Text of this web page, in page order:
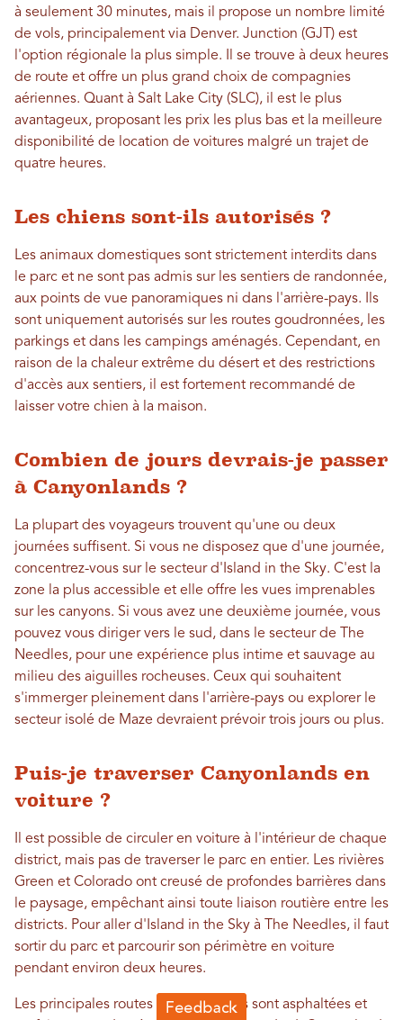
à seulement 30 minutes, mais il propose un nombre limité
de vols, principalement via Denver. Junction (GJT) est
l'option régionale la plus simple. Il se trouve à deux heures
de route et offre un plus grand choix de compagnies
aériennes. Quant à Salt Lake City (SLC), il est le plus
avantageux, proposant les prix les plus bas et la meilleure
disponibilité de location de voitures malgré un trajet de
quatre heures.
Les chiens sont-ils autorisés ?
Les animaux domestiques sont strictement interdits dans
le parc et ne sont pas admis sur les sentiers de randonnée,
aux points de vue panoramiques ni dans l'arrière-pays. Ils
sont uniquement autorisés sur les routes goudronnées, les
parkings et dans les campings aménagés. Cependant, en
raison de la chaleur extrême du désert et des restrictions
d'accès aux sentiers, il est fortement recommandé de
laisser votre chien à la maison.
Combien de jours devrais-je passer
à Canyonlands ?
La plupart des voyageurs trouvent qu'une ou deux
journées suffisent. Si vous ne disposez que d'une journée,
concentrez-vous sur le secteur d'Island in the Sky. C'est la
zone la plus accessible et elle offre les vues imprenables
sur les canyons. Si vous avez une deuxième journée, vous
pouvez vous diriger vers le sud, dans le secteur de The
Needles, pour une expérience plus intime et sauvage au
milieu des aiguilles rocheuses. Ceux qui souhaitent
s'immerger pleinement dans l'arrière-pays ou explorer le
secteur isolé de Maze devraient prévoir trois jours ou plus.
Puis-je traverser Canyonlands en
voiture ?
Il est possible de circuler en voiture à l'intérieur de chaque
district, mais pas de traverser le parc en entier. Les rivières
Green et Colorado ont creusé de profondes barrières dans
le paysage, empêchant ainsi toute liaison routière entre les
districts. Pour aller d'Island in the Sky à The Needles, il faut
sortir du parc et parcourir son périmètre en voiture
pendant environ deux heures.
Les principales routes panoramiques sont asphaltées et